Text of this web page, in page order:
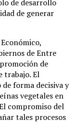
de desarrollo
de generar
de Entre
de
trabajo. El
forma decisiva y
vegetales en
compromiso del
tales procesos